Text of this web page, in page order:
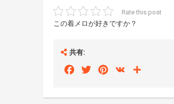
Rate this post
この着メロが好きですか？
共有:
FacebookTwitterPinterest
VK